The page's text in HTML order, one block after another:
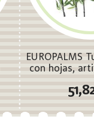
EUROPALMS
con hojas,